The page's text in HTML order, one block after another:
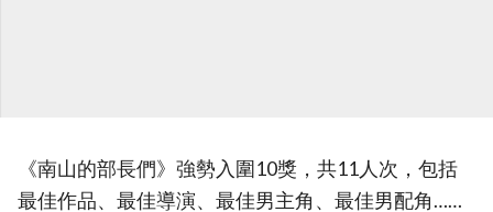
《南山的部長們》強勢入圍10獎，共11人次，包括
最佳作品、最佳導演、最佳男主角、最佳男配角……